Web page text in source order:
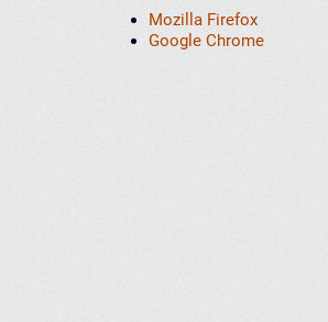
Mozilla Firefox
Google Chrome